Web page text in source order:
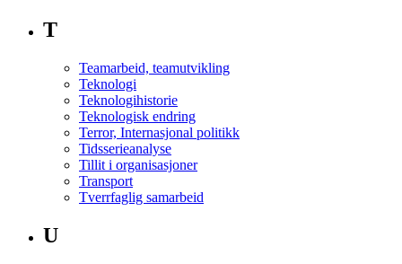
T
Teamarbeid, teamutvikling
Teknologi
Teknologihistorie
Teknologisk endring
Terror, Internasjonal politikk
Tidsserieanalyse
Tillit i organisasjoner
Transport
Tverrfaglig samarbeid
U